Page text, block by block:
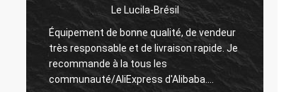
La Hamadivo-France
Le best-seller, la bonne transaction et le
délai de livraison rapide